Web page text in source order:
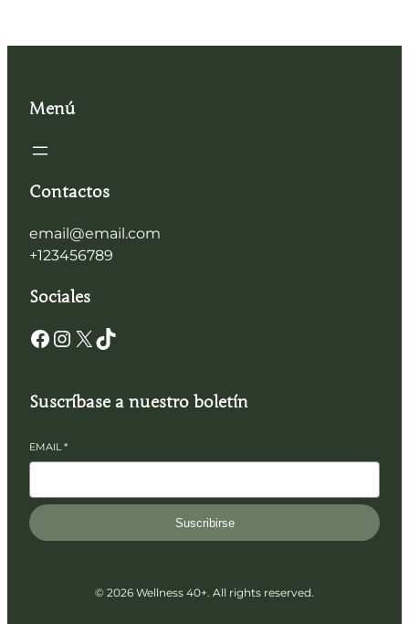
Menú
Contactos
email@email.com
+123456789
Sociales
Suscríbase a nuestro boletín
EMAIL*
Suscribirse
© 2026 Wellness 40+. All rights reserved.